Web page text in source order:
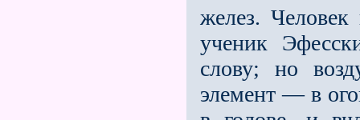
желез. Человек
ученик
слову; но
элемент — в